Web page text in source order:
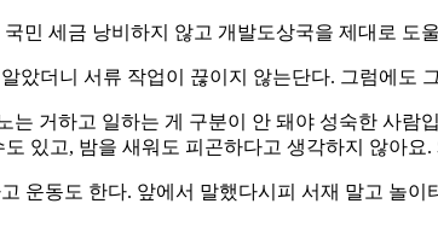
민 세금 낭비하지 않고 개발도상국을 제대로 도
았더니 서류 작업이 끊이지 않는단다. 그럼에도
는 거하고 일하는 게 구분이 안 돼야 성숙한 사
있고, 밤을 새워도 피곤하다고 생각하지 않아
운동도 한다. 앞에서 말했다시피 서재 말고 놀이